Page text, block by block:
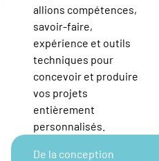
allions compétences,
savoir-faire,
expérience et outils
techniques pour
concevoir et produire
vos projets
entièrement
personnalisés.
De la conception